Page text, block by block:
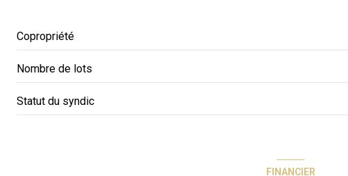
Copropriété
Nombre de lots
Statut du syndic
FINANCIER